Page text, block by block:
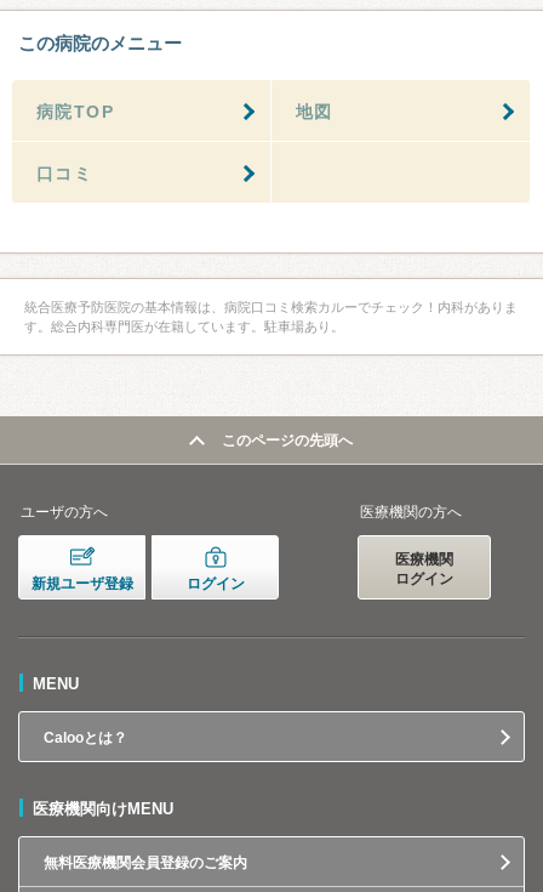
この病院のメニュー
病院TOP 地図
口コミ
統合医療予防医院の基本情報は、病院口コミ検索カルーでチェック！内科がありま
す。総合内科専門医が在籍しています。駐車場あり。
このページの先頭へ
ユーザの方へ
新規ユーザ登録 ログイン
医療機関の方へ
医療機関
ログイン
MENU
Calooとは？
医療機関向けMENU
無料医療機関会員登録のご案内